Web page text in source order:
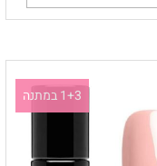
1+3 במתנה